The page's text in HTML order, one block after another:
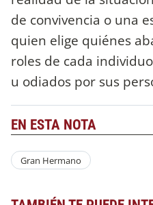
de convivencia o una
quien elige quiénes
roles de cada
u odiados por sus
EN ESTA NOTA
Gran Hermano